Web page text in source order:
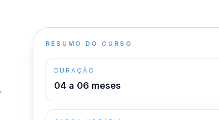
RESUMO DO CURSO
DURAÇÃO
04 a 06 meses